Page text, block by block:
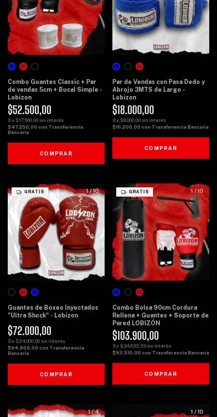
Combo Guantes Classic + Par
de vendas 5cm + Bucal Simple -
Lobizon
$52.500,00
3x $17.500,00 sin interés
$47.250,00 con Transferencia
Bancaria
COMPRAR
Par de Vendas con Pasa Dedo y
Abrojo 3MTS de Largo -
Lobizon
$18.000,00
3x $6.000,00 sin interés
$16.200,00 con Transferencia Bancaria
COMPRAR
1/10
GRATIS
Guantes de Boxeo Inyectados
"Ultra Shock" - Lobizon
$72.000,00
3x $24.000,00 sin interés
$64.800,00 con Transferencia
Bancaria
COMPRAR
1/ 10
GRATIS
Combo Bolsa 90cm Cordura
Rellena + Guantes + Soporte de
Pared LOBIZÓN
$103.900,00
3x $34.633,33 sin interés
$93.510,00 con Transferencia Bancaria
COMPRAR
1/4 1 / 10